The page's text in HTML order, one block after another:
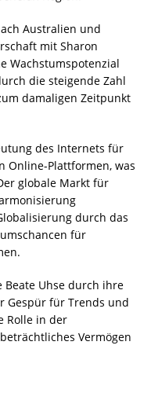
Australien und
mit Sharon
Wachstumspotenzial
die steigende Zahl
damaligen Zeitpunkt
des Internets für
Online-Plattformen, was
globale Markt für
durch das
für
Beate Uhse durch ihre
Gespür für Trends und
Rolle in der
Vermögen